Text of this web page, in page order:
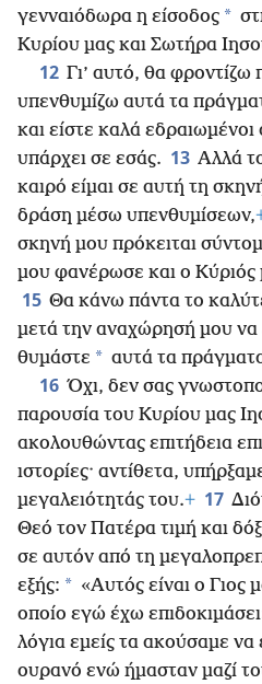
γενναιόδωρα η είσοδος *
Κυρίου μας και Σωτήρα
12 Γι’ αυτό, θα φροντίζω
υπενθυμίζω αυτά τα
και είστε καλά
υπάρχει σε εσάς. 13 Αλλά
καιρό είμαι σε αυτή τη
δράση μέσω υπενθυμίσεων,
σκηνή μου πρόκειται
μου φανέρωσε και ο Κύριός
15 Θα κάνω πάντα το
μετά την αναχώρησή μου να
θυμάστε * αυτά τα
16 Όχι, δεν σας
παρουσία του Κυρίου μας
ακολουθώντας επιτήδεια
ιστορίες· αντίθετα,
μεγαλειότητάς του.+ 17
Θεό τον Πατέρα τιμή και
σε αυτόν από τη
εξής: * «Αυτός είναι ο
οποίο εγώ έχω
λόγια εμείς τα ακούσαμε να
ουρανό ενώ ήμασταν μαζί